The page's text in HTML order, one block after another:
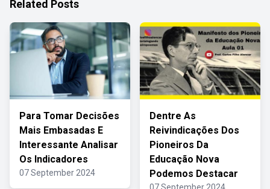
Related Posts
Para Tomar Decisões
Mais Embasadas E
Interessante Analisar
Os Indicadores
07 September 2024
Dentre As
Reivindicações Dos
Pioneiros Da
Educação Nova
Podemos Destacar